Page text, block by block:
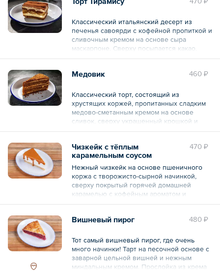
свежемороженая, крахмал кукурузный,
Общий вес – 100 г
Классический итальянский десерт из
печенья савоярди с кофейной пропиткой и
сливочным кремом на основе сыра
маскарпоне. Сверху посыпается какао.
460 ₽
Медовик
Классический торт, состоящий из
хрустящих коржей, пропитанных сладким
медово-сметанным кремом на основе
сливок, сверху украшенный крошкой и
медовой карамелью.
Общий вес – 160 г 470 ₽
Чизкейк с тёплым
карамельным соусом
Нежный чизкейк на основе пшеничного
коржа с творожисто-сырной начинкой,
сверху покрытый горячей домашней
карамелью с кофейным ароматом и
нотками бадьяна.
Общий вес – 180 г 480 ₽
Вишневый пирог
Тот самый вишневый пирог, где очень
много начинки! Тарт на песочной основе с
заварной цельной вишней и нежным
миндальным кремом. Прослойка из крема